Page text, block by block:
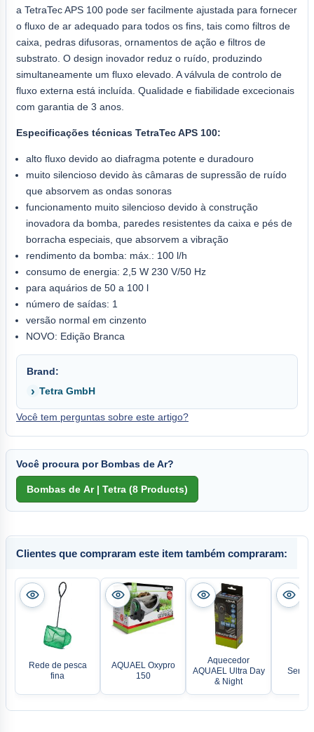
a TetraTec APS 100 pode ser facilmente ajustada para fornecer
o fluxo de ar adequado para todos os fins, tais como filtros de
caixa, pedras difusoras, ornamentos de ação e filtros de
substrato. O design inovador reduz o ruído, produzindo
simultaneamente um fluxo elevado. A válvula de controlo de
fluxo externa está incluída. Qualidade e fiabilidade excecionais
com garantia de 3 anos.
Especificações técnicas TetraTec APS 100:
alto fluxo devido ao diafragma potente e duradouro
muito silencioso devido às câmaras de supressão de ruído
que absorvem as ondas sonoras
funcionamento muito silencioso devido à construção
inovadora da bomba, paredes resistentes da caixa e pés de
borracha especiais, que absorvem a vibração
rendimento da bomba: máx.: 100 l/h
consumo de energia: 2,5 W 230 V/50 Hz
para aquários de 50 a 100 l
número de saídas: 1
versão normal em cinzento
NOVO: Edição Branca
Brand:
Tetra GmbH
Você tem perguntas sobre este artigo?
Você procura por Bombas de Ar?
Clientes que compraram este item também compraram:
Rede de pesca
fina
AQUAEL Oxypro
150
Aquecedor
AQUAEL Ultra Day
& Night
Sera